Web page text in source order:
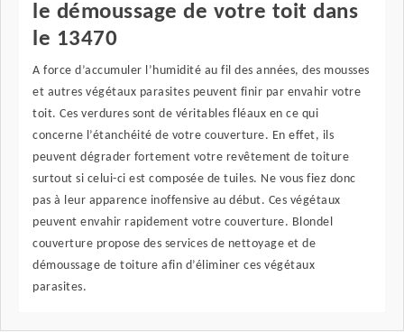
le démoussage de votre toit dans
le 13470
A force d’accumuler l’humidité au fil des années, des mousses
et autres végétaux parasites peuvent finir par envahir votre
toit. Ces verdures sont de véritables fléaux en ce qui
concerne l’étanchéité de votre couverture. En effet, ils
peuvent dégrader fortement votre revêtement de toiture
surtout si celui-ci est composée de tuiles. Ne vous fiez donc
pas à leur apparence inoffensive au début. Ces végétaux
peuvent envahir rapidement votre couverture. Blondel
couverture propose des services de nettoyage et de
démoussage de toiture afin d’éliminer ces végétaux
parasites.